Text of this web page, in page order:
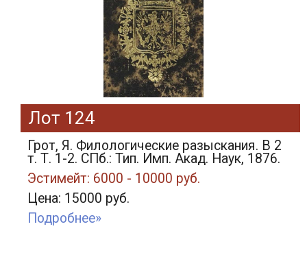
Лот 124
Грот, Я. Филологические разыскания. В 2
т. Т. 1-2. СПб.: Тип. Имп. Акад. Наук, 1876.
Эстимейт: 6000 - 10000 руб.
Цена: 15000 руб.
Подробнее»